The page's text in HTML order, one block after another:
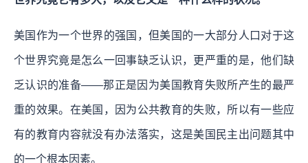
美国作为一个世界的强国，但美国的一大部分人口对于这
个世界究竟是怎么一回事缺乏认识，更严重的是，他们缺
乏认识的准备——那正是因为美国教育失败所产生的最严
重的效果。在美国，因为公共教育的失败，所以有一些应
有的教育内容就没有办法落实，这是美国民主出问题其中
的一个根本因素。